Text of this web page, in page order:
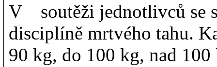
V soutěži jednotlivců se
disciplíně mrtvého tahu.
90 kg, do 100 kg, nad 100